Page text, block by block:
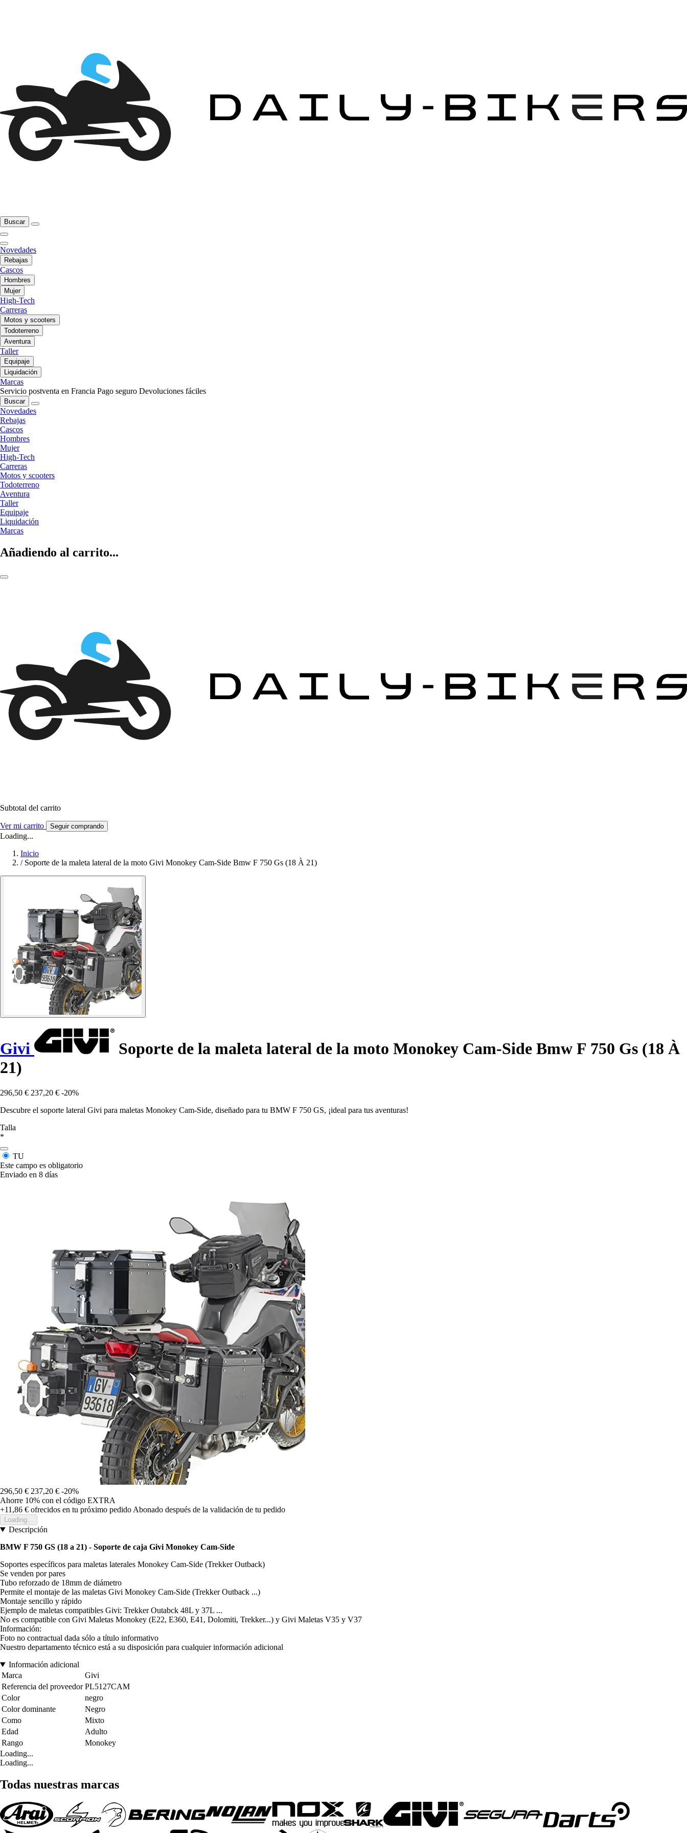
Buscar
Novedades
Rebajas
Cascos
Hombres
Mujer
High-Tech
Carreras
Motos y scooters
Todoterreno
Aventura
Taller
Equipaje
Liquidación
Marcas
Servicio postventa en Francia Pago seguro Devoluciones fáciles
Buscar
Novedades
Rebajas
Cascos
Hombres
Mujer
High-Tech
Carreras
Motos y scooters
Todoterreno
Aventura
Taller
Equipaje
Liquidación
Marcas
Añadiendo al carrito...
Subtotal del carrito
Ver mi carrito Seguir comprando
Loading...
Inicio
/ Soporte de la maleta lateral de la moto Givi Monokey Cam-Side Bmw F 750 Gs (18 À 21)
Givi
Soporte de la maleta lateral de la moto Monokey Cam-Side Bmw F 750 Gs (18 À
21)
296,50 € 237,20 € -20%
Descubre el soporte lateral Givi para maletas Monokey Cam-Side, diseñado para tu BMW F 750 GS, ¡ideal para tus aventuras!
Talla
*
TU
Este campo es obligatorio
Enviado en 8 días
296,50 € 237,20 € -20%
Ahorre 10% con el código EXTRA
+11,86 € ofrecidos en tu próximo pedido Abonado después de la validación de tu pedido
Loading...
Descripción
BMW F 750 GS (18 a 21) - Soporte de caja Givi Monokey Cam-Side
Soportes específicos para maletas laterales Monokey Cam-Side (Trekker Outback)
Se venden por pares
Tubo reforzado de 18mm de diámetro
Permite el montaje de las maletas Givi Monokey Cam-Side (Trekker Outback ...)
Montaje sencillo y rápido
Ejemplo de maletas compatibles Givi: Trekker Outabck 48L y 37L ...
No es compatible con Givi Maletas Monokey (E22, E360, E41, Dolomiti, Trekker...) y Givi Maletas V35 y V37
Información:
Foto no contractual dada sólo a título informativo
Nuestro departamento técnico está a su disposición para cualquier información adicional
Información adicional
Marca
Givi
Referencia del proveedor PL5127CAM
Color
negro
Color dominante
Negro
Como
Mixto
Edad
Adulto
Rango
Monokey
Loading...
Loading...
Todas nuestras marcas